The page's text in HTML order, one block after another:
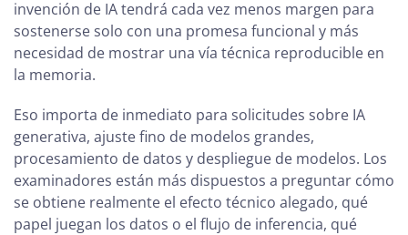
invención de IA tendrá cada vez menos margen para
sostenerse solo con una promesa funcional y más
necesidad de mostrar una vía técnica reproducible en
la memoria.
Eso importa de inmediato para solicitudes sobre IA
generativa, ajuste fino de modelos grandes,
procesamiento de datos y despliegue de modelos. Los
examinadores están más dispuestos a preguntar cómo
se obtiene realmente el efecto técnico alegado, qué
papel juegan los datos o el flujo de inferencia, qué